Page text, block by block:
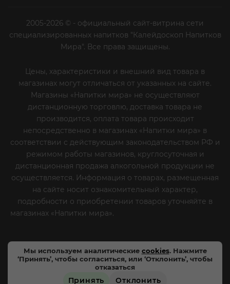
Мы используем аналитические cookies. Нажмите
‘Принять’, чтобы согласиться, или ‘Отклонить’, чтобы
отказаться
Принять Отклонить
2005-2026 © - официальный сайт-витрина сети
специализированных напитков "Калейдоскоп Напитков
Мира". Все права защищены.
Цены, характеристики и внешний вид товара в
магазинах могут отличаться от указанных на сайте.
Магазины «Напитки мира» не осуществляют
дистанционную торговлю, доставка товара не
производится, оплата товара происходит
непосредственно в магазинах «Напитки мира» в
соответствии с действующим законодательством РФ и
режимом работы магазинов, круглосуточная и
дистанционная продажа алкогольной продукции не
осуществляется. Информация о товарах, размещенная
на сайте носит ознакомительный характер,
подробности о приобретении товаров уточняйте в
магазинах «Напитки мира».